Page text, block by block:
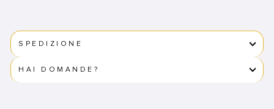
SPEDIZIONE
HAI DOMANDE?